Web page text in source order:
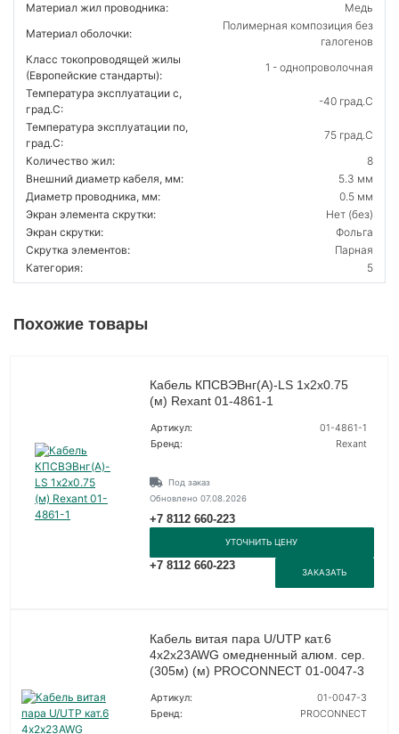
Материал жил проводника:
Медь
Материал оболочки:
Полимерная композиция без
галогенов
Класс токопроводящей жилы
(Европейские стандарты):
1 - однопроволочная
Температура эксплуатации с,
град.C:
-40 град.C
Температура эксплуатации по,
град.C:
75 град.C
Количество жил:
8
Внешний диаметр кабеля, мм:
5.3 мм
Диаметр проводника, мм:
0.5 мм
Экран элемента скрутки:
Нет (без)
Экран скрутки:
Фольга
Скрутка элементов:
Парная
Категория:
5
Похожие товары
Кабель КПСВЭВнг(А)-LS 1х2х0.75
(м) Rexant 01-4861-1
Артикул:
01-4861-1
Бренд:
Rexant
Под заказ
Обновлено 07.08.2026
+7 8112 660-223
УТОЧНИТЬ ЦЕНУ
+7 8112 660-223
ЗАКАЗАТЬ
Кабель витая пара U/UTP кат.6
4х2х23AWG омедненный алюм. сер.
(305м) (м) PROCONNECT 01-0047-3
Артикул:
01-0047-3
Бренд:
PROCONNECT